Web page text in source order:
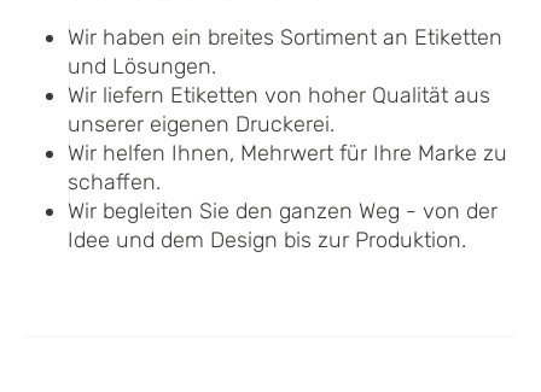
Wir haben ein breites Sortiment an Etiketten
und Lösungen.
Wir liefern Etiketten von hoher Qualität aus
unserer eigenen Druckerei.
Wir helfen Ihnen, Mehrwert für Ihre Marke zu
schaffen.
Wir begleiten Sie den ganzen Weg - von der
Idee und dem Design bis zur Produktion.